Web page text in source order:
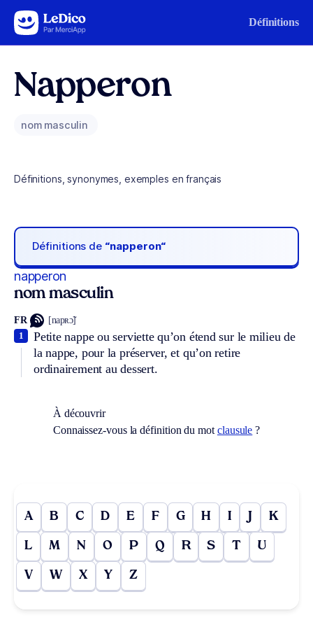
Aller au contenu Définitions
Napperon
nom masculin
Définitions, synonymes, exemples en français
Définitions de “napperon“
napperon
nom masculin
FR [napʀɔ̃]
Petite nappe ou serviette qu’on étend sur le milieu de
la nappe, pour la préserver, et qu’on retire
ordinairement au dessert.
1
À découvrir
Connaissez-vous la définition du mot clausule ?
A B C D E F G H I J K
L M N O P Q R S T U
V W X Y Z